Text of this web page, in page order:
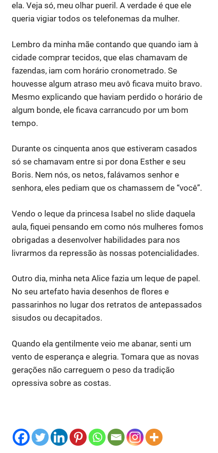
ela. Veja só, meu olhar pueril. A verdade é que ele
queria vigiar todos os telefonemas da mulher.
Lembro da minha mãe contando que quando iam à
cidade comprar tecidos, que elas chamavam de
fazendas, iam com horário cronometrado. Se
houvesse algum atraso meu avô ficava muito bravo.
Mesmo explicando que haviam perdido o horário de
algum bonde, ele ficava carrancudo por um bom
tempo.
Durante os cinquenta anos que estiveram casados
só se chamavam entre si por dona Esther e seu
Boris. Nem nós, os netos, falávamos senhor e
senhora, eles pediam que os chamassem de “você”.
Vendo o leque da princesa Isabel no slide daquela
aula, fiquei pensando em como nós mulheres fomos
obrigadas a desenvolver habilidades para nos
livrarmos da repressão às nossas potencialidades.
Outro dia, minha neta Alice fazia um leque de papel.
No seu artefato havia desenhos de flores e
passarinhos no lugar dos retratos de antepassados
sisudos ou decapitados.
Quando ela gentilmente veio me abanar, senti um
vento de esperança e alegria. Tomara que as novas
gerações não carreguem o peso da tradição
opressiva sobre as costas.